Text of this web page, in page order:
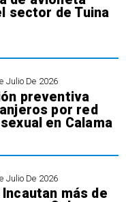
sector de Tuina
Julio De 2026
preventiva
por red
en Calama
Julio De 2026
más de